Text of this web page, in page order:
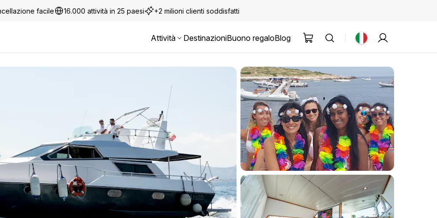
facile 16.000 attività in 25 paesi +2 milioni clienti soddisfatti
Attività DestinazioniBuono regaloBlog